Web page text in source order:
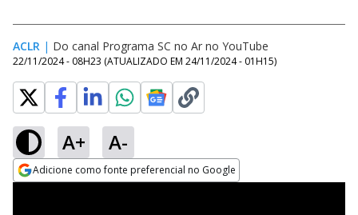
ACLR | Do canal Programa SC no Ar no YouTube
22/11/2024 - 08H23 (ATUALIZADO EM 24/11/2024 - 01H15)
A+ A-
Adicione como fonte preferencial no Google